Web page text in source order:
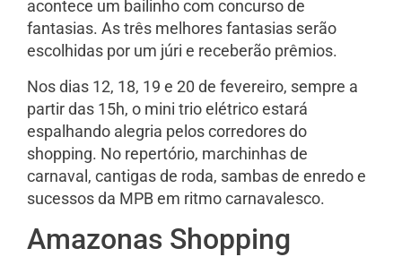
acontece um bailinho com concurso de
fantasias. As três melhores fantasias serão
escolhidas por um júri e receberão prêmios.
Nos dias 12, 18, 19 e 20 de fevereiro, sempre a
partir das 15h, o mini trio elétrico estará
espalhando alegria pelos corredores do
shopping. No repertório, marchinhas de
carnaval, cantigas de roda, sambas de enredo e
sucessos da MPB em ritmo carnavalesco.
Amazonas Shopping